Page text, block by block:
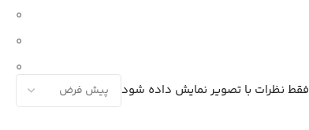
0
0
0
فقط نظرات با تصویر نمایش داده شود